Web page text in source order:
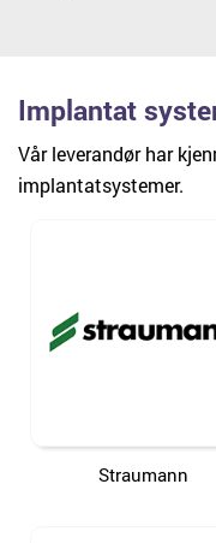
Implantat
Vår leverandør har
implantatsystemer.
Straumann